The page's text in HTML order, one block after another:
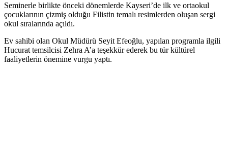
Seminerle birlikte önceki dönemlerde Kayseri’de ilk ve ortaokul
çocuklarının çizmiş olduğu Filistin temalı resimlerden oluşan sergi
okul sıralarında açıldı.
Ev sahibi olan Okul Müdürü Seyit Efeoğlu, yapılan programla ilgili
Hucurat temsilcisi Zehra A’a teşekkür ederek bu tür kültürel
faaliyetlerin önemine vurgu yaptı.